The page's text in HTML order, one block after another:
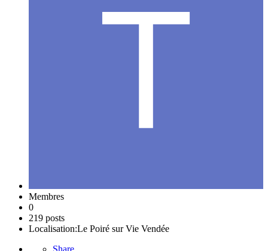
Membres
0
219 posts
Localisation:Le Poiré sur Vie Vendée
Share